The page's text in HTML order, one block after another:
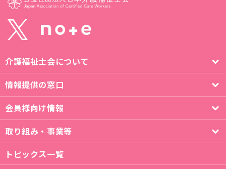
介護福祉士会について
情報提供の窓口
会員様向け情報
取り組み・事業等
トピックス一覧